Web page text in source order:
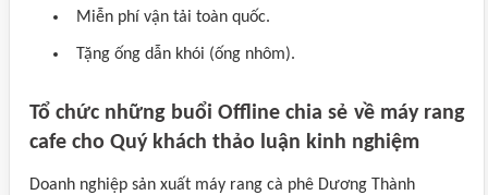
Miễn phí vận tải toàn quốc.
Tặng ống dẫn khói (ống nhôm).
Tổ chức những buổi Offline chia sẻ về máy rang
cafe cho Quý khách thảo luận kinh nghiệm
Doanh nghiệp sản xuất máy rang cà phê Dương Thành